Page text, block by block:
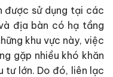
được sử dụng tại các
địa bàn có hạ tầng
khu vực này, việc
gặp nhiều khó khăn
tư lớn. Do đó, liên lạc